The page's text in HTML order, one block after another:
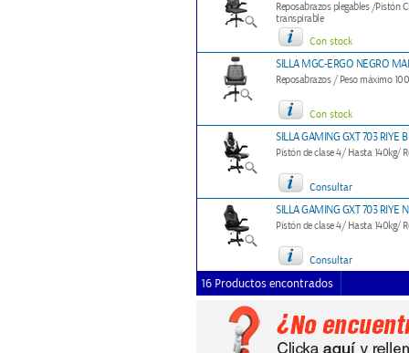
Reposabrazos plegables /Pistón
transpirable
Con stock
SILLA MGC-ERGO NEGRO
Reposabrazos / Peso máximo
Con stock
SILLA GAMING GXT 703 RIYE
Pistón de clase 4/ Hasta 140kg/
Consultar
SILLA GAMING GXT 703 RIYE
Pistón de clase 4/ Hasta 140kg/
Consultar
16 Productos encontrados